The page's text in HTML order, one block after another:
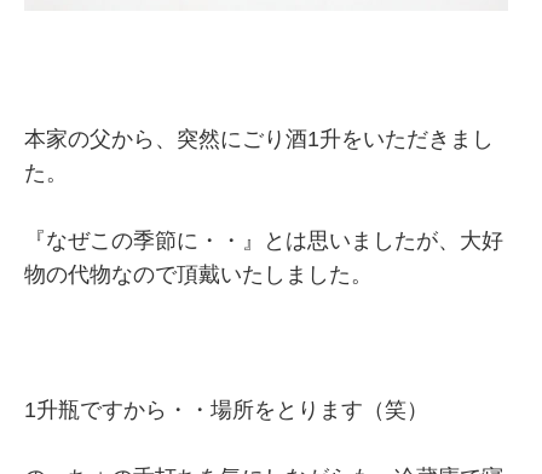
本家の父から、突然にごり酒1升をいただきまし
た。
『なぜこの季節に・・』とは思いましたが、大好
物の代物なので頂戴いたしました。
1升瓶ですから・・場所をとります（笑）